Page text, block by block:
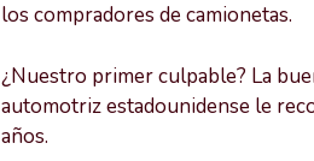
los compradores de camionetas.
¿Nuestro primer culpable? La
automotriz estadounidense le
años.